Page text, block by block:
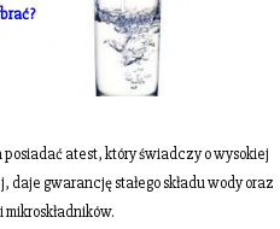
atest, który świadczy o wysokiej
gwarancję stałego składu wody oraz